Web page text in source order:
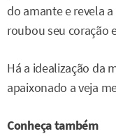
do amante e revela
roubou seu coração
Há a idealização da
apaixonado a veja
Conheça também